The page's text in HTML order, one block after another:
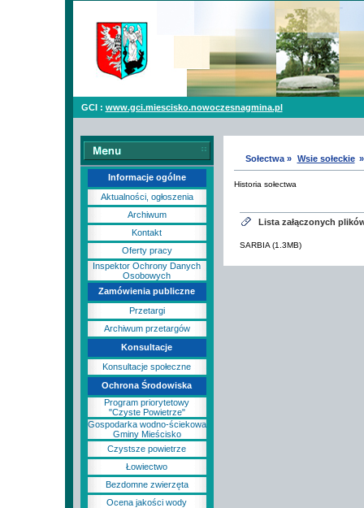
GCI : www.gci.miescisko.nowoczesnagmina.pl
Informacje ogólne
Aktualności, ogłoszenia
Archiwum
Kontakt
Oferty pracy
Inspektor Ochrony Danych
Osobowych
Zamówienia publiczne
Przetargi
Archiwum przetargów
Konsultacje
Konsultacje społeczne
Ochrona Środowiska
Program priorytetowy
"Czyste Powietrze"
Gospodarka wodno-ściekowa
Gminy Mieścisko
Czystsze powietrze
Łowiectwo
Bezdomne zwierzęta
Ocena jakości wody
Sołectwa » Wsie sołeckie
Historia sołectwa
Lista załączonych
SARBIA (1.3MB)